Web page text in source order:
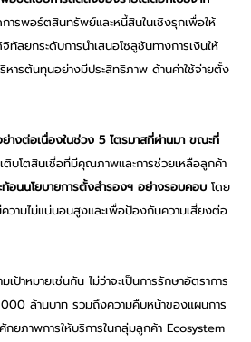
ารพอร์ตสินทรัพย์และหนี้สินในเชิงรุกเพื่อให้
ยกระดับการนำเสนอโซลูชันทางการเงินให้
หารต้นทุนอย่างมีประสิทธิภาพ ด้านค่าใช้จ่ายตั้ง
งต่อเนื่องในช่วง 5 ไตรมาสที่ผ่านมา ขณะที่
เติบโตสินเชื่อที่มีคุณภาพและการช่วยเหลือลูกค้า
ท้อนนโยบายการตั้งสำรองฯ อย่างรอบคอบ โดย
ามไม่แน่นอนสูงและเพื่อป้องกันความเสี่ยงต่อ
เป้าหมายเช่นกัน ไม่ว่าจะเป็นการรักษาอัตราการ
ล้านบาท รวมถึงความคืบหน้าของแผนการ
ยภาพการให้บริการในกลุ่มลูกค้า Ecosystem